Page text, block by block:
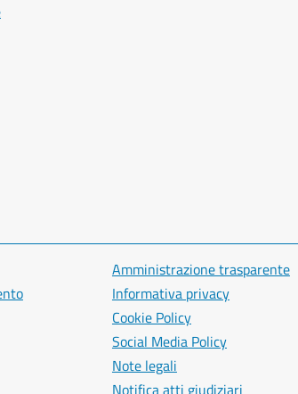
Amministrazione trasparente
Informativa privacy
Cookie Policy
Social Media Policy
Note legali